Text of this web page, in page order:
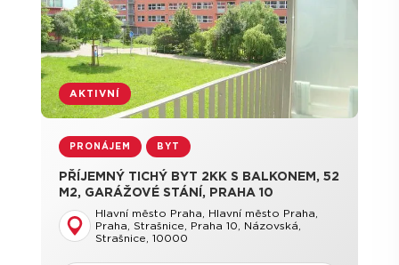
AKTIVNÍ
PRONÁJEM BYT
PŘÍJEMNÝ TICHÝ BYT 2KK S BALKONEM, 52
M2, GARÁŽOVÉ STÁNÍ, PRAHA 10
STRAŠNICE
Hlavní město Praha, Hlavní město Praha,
Praha, Strašnice, Praha 10, Názovská,
Strašnice, 10000